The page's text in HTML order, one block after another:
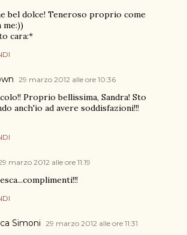
bel dolce! Teneroso proprio come
me:))
cara:*
29 marzo 2012 alle ore 10:36
Proprio bellissima, Sandra! Sto
anch'io ad avere soddisfazioni!!!
marzo 2012 alle ore 11:19
Simoni 29 marzo 2012 alle ore 11:31